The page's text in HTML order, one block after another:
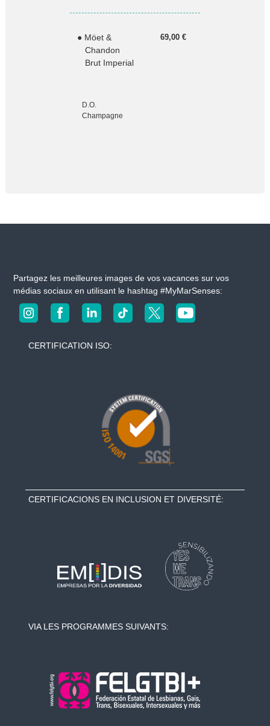
● Möet &
Chandon
Brut Imperial
D.O.
Champagne
69,00 €
Partagez les meilleures images de vos vacances sur vos
médias sociaux en utilisant le hashtag #MyMarSenses:
CERTIFICATION ISO:
CERTIFICACIONS EN INCLUSION ET DIVERSITÉ:
VIA LES PROGRAMMES SUIVANTS: